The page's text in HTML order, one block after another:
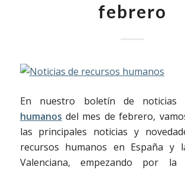
febrero
En nuestro boletín de noticias
humanos del mes de febrero,
las principales noticias y
recursos humanos en España y
Valenciana, empezando por la